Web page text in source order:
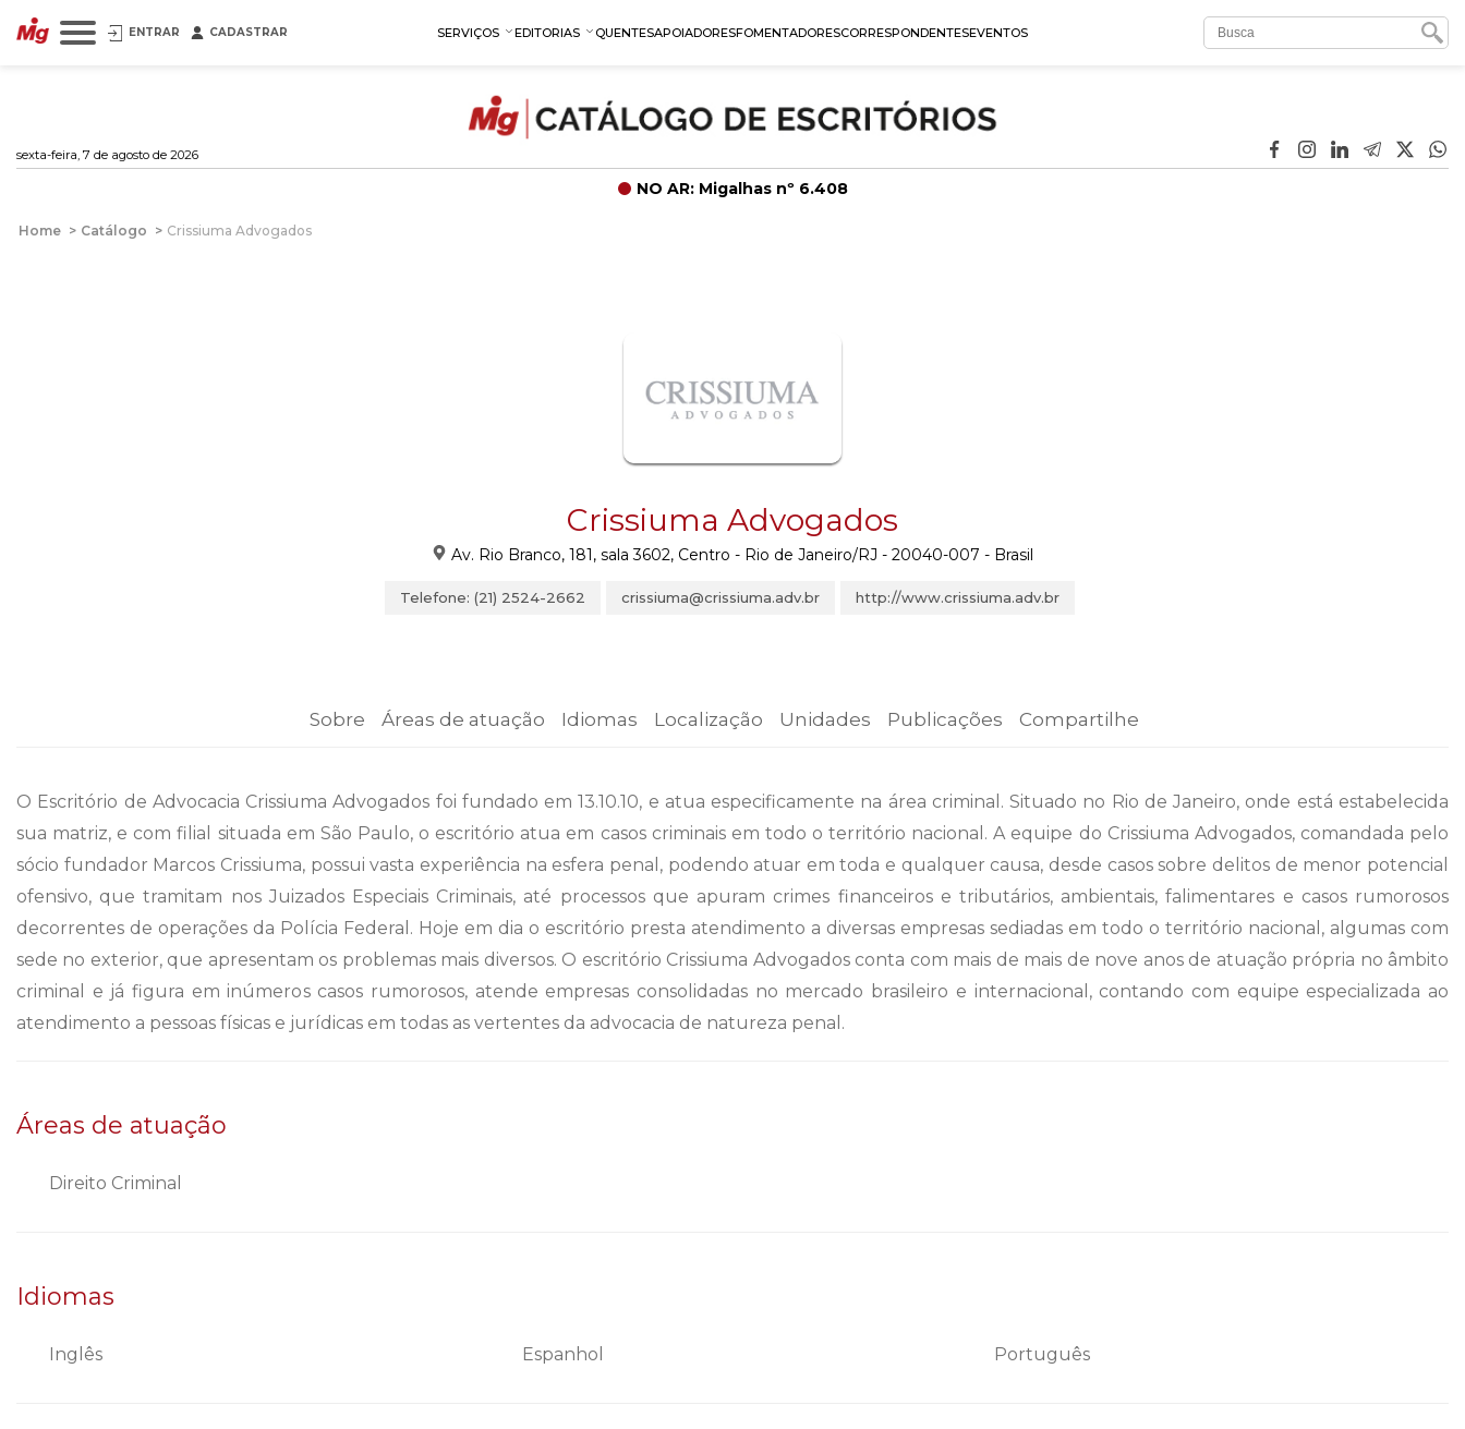
ENTRAR CADASTRAR SERVIÇOS EDITORIAS QUENTESAPOIADORESFOMENTADORESCORRESPONDENTESEVENTOS
sexta-feira, 7 de agosto de 2026
NO AR: Migalhas nº 6.408
Home > Catálogo > Crissiuma Advogados
Crissiuma Advogados
Av. Rio Branco, 181, sala 3602, Centro - Rio de Janeiro/RJ - 20040-007 - Brasil
Telefone: (21) 2524-2662 crissiuma@crissiuma.adv.br http://www.crissiuma.adv.br
Sobre Áreas de atuação Idiomas Localização Unidades Publicações Compartilhe
O Escritório de Advocacia Crissiuma Advogados foi fundado em 13.10.10, e atua especificamente na área criminal. Situado no Rio de Janeiro, onde está estabelecida
sua matriz, e com filial situada em São Paulo, o escritório atua em casos criminais em todo o território nacional. A equipe do Crissiuma Advogados, comandada pelo
sócio fundador Marcos Crissiuma, possui vasta experiência na esfera penal, podendo atuar em toda e qualquer causa, desde casos sobre delitos de menor potencial
ofensivo, que tramitam nos Juizados Especiais Criminais, até processos que apuram crimes financeiros e tributários, ambientais, falimentares e casos rumorosos
decorrentes de operações da Polícia Federal. Hoje em dia o escritório presta atendimento a diversas empresas sediadas em todo o território nacional, algumas com
sede no exterior, que apresentam os problemas mais diversos. O escritório Crissiuma Advogados conta com mais de mais de nove anos de atuação própria no âmbito
criminal e já figura em inúmeros casos rumorosos, atende empresas consolidadas no mercado brasileiro e internacional, contando com equipe especializada ao
atendimento a pessoas físicas e jurídicas em todas as vertentes da advocacia de natureza penal.
Áreas de atuação
Direito Criminal
Idiomas
Inglês Espanhol Português